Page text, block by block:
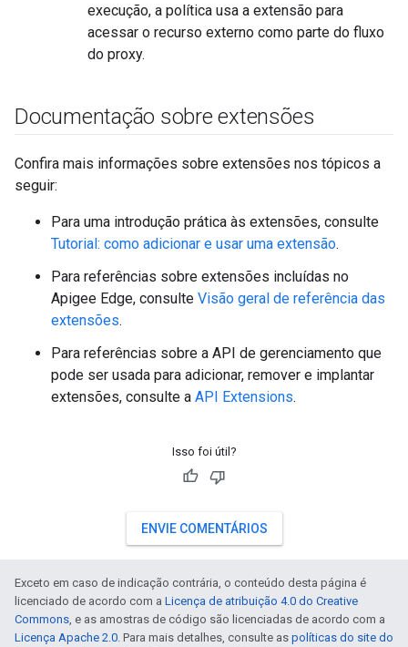
execução, a política usa a extensão para
acessar o recurso externo como parte do fluxo
do proxy.
Documentação sobre extensões
Confira mais informações sobre extensões nos tópicos a
seguir:
Para uma introdução prática às extensões, consulte
Tutorial: como adicionar e usar uma extensão.
Para referências sobre extensões incluídas no
Apigee Edge, consulte Visão geral de referência das
extensões.
Para referências sobre a API de gerenciamento que
pode ser usada para adicionar, remover e implantar
extensões, consulte a API Extensions.
Isso foi útil?
ENVIE COMENTÁRIOS
Exceto em caso de indicação contrária, o conteúdo desta página é
licenciado de acordo com a Licença de atribuição 4.0 do Creative
Commons , e as amostras de código são licenciadas de acordo com a
Licença Apache 2.0 . Para mais detalhes, consulte as políticas do site do